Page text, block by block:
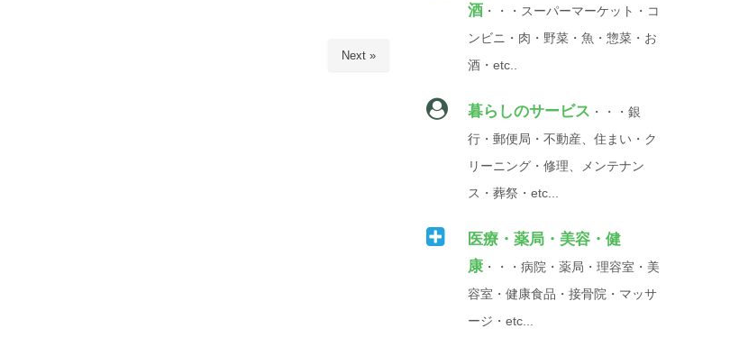
Next »
酒 ・・・スーパーマーケット・コ
ンビニ・肉・野菜・魚・惣菜・お
酒・etc..
暮らしのサービス ・・・銀
行・郵便局・不動産、住まい・ク
リーニング・修理、メンテナン
ス・葬祭・etc...
医療・薬局・美容・健
康 ・・・病院・薬局・理容室・美
容室・健康食品・接骨院・マッサ
ージ・etc...